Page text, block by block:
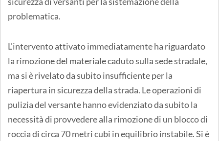
problematica.
L'intervento attivato immediatamente ha riguardato
la rimozione del materiale caduto sulla sede stradale,
ma si è rivelato da subito insufficiente per la
riapertura in sicurezza della strada. Le operazioni di
pulizia del versante hanno evidenziato da subito la
necessità di provvedere alla rimozione di un blocco di
roccia di circa 70 metri cubi in equilibrio instabile. Si è